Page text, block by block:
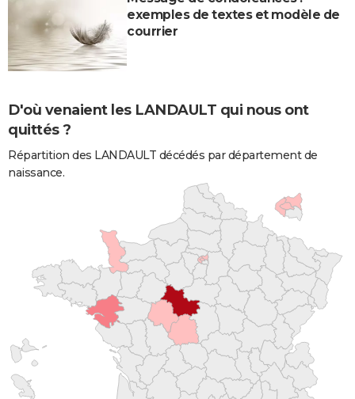
exemples de textes et modèle de
courrier
D'où venaient les LANDAULT qui nous ont
quittés ?
Répartition des LANDAULT décédés par département de
naissance.